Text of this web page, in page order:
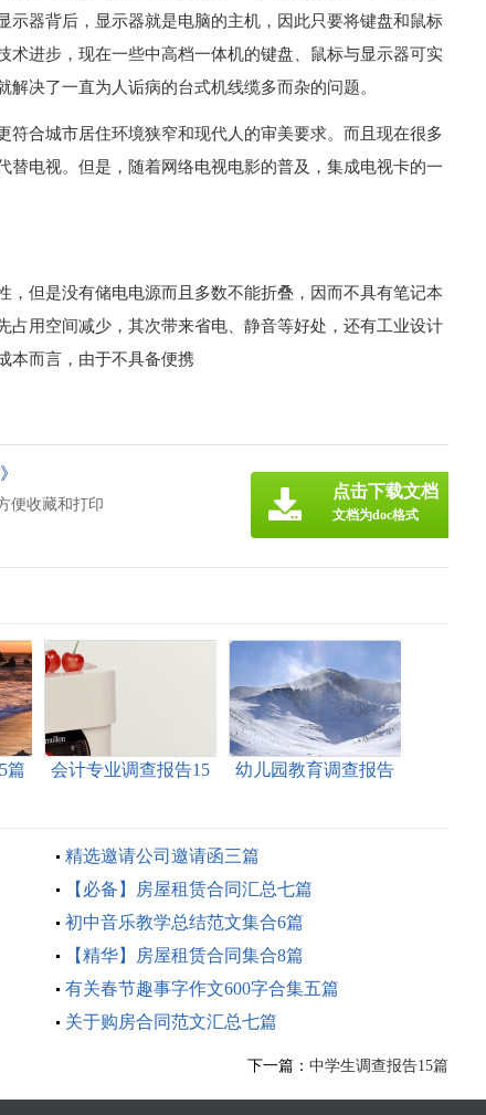
示器背后，显示器就是电脑的主机，因此只要将键盘和鼠标
术进步，现在一些中高档一体机的键盘、鼠标与显示器可实
决了一直为人诟病的台式机线缆多而杂的问题。
符合城市居住环境狭窄和现代人的审美要求。而且现在很多
替电视。但是，随着网络电视电影的普及，集成电视卡的一
，但是没有储电电源而且多数不能折叠，因而不具有笔记本
占用空间减少，其次带来省电、静音等好处，还有工业设计
本而言，由于不具备便携
便收藏和打印
点击下载文档
文档为doc格式
篇
会计专业调查报告15
幼儿园教育调查报告
精选邀请公司邀请函三篇
【必备】房屋租赁合同汇总七篇
初中音乐教学总结范文集合6篇
【精华】房屋租赁合同集合8篇
有关春节趣事字作文600字合集五篇
关于购房合同范文汇总七篇
下一篇： 中学生调查报告15篇